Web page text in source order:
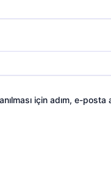
için adım, e-